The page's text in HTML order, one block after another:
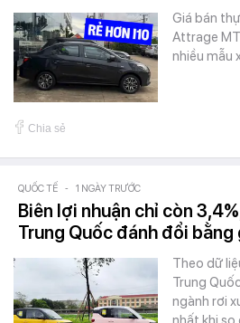
Giá bán
Attrage
nhiều mẫu
Chia sẻ
QUỐC TẾ - 1 NGÀY TRƯỚC
Biên lợi nhuận chỉ còn
Trung Quốc đánh đổi bằng
Theo dữ
Trung
ngành rơi